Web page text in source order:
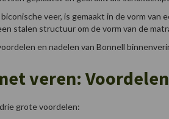
veer, is gemaakt in de vorm
stalen structuur om de vorm van de
en nadelen van Bonnell
veren: Voordelen
grote voordelen: